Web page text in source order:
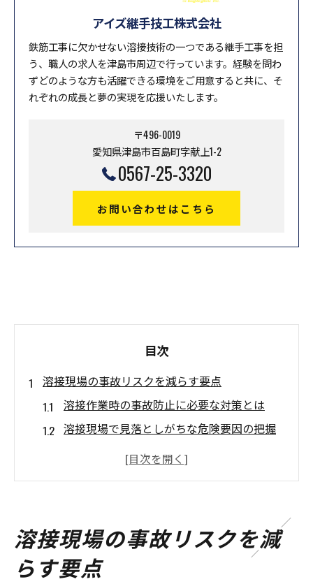
アイズ継手技工株式会社
鉄筋工事に欠かせない溶接技術の一つである継手工事を担
う、職人の求人を津島市周辺で行っています。経験を問わ
ずどのような方も活躍できる環境をご用意すると共に、そ
れぞれの成長と夢の実現を応援いたします。
〒496-0019
愛知県津島市百島町字献上1-2
0567-25-3320
お問い合わせはこちら
目次
溶接現場の事故リスクを減らす要点
溶接作業時の事故防止に必要な対策とは
溶接現場で見落としがちな危険要因の把握
溶接不良対策で作業の信頼性を高めるポイ
ント
溶接現場の事故リスクを減
らす要点